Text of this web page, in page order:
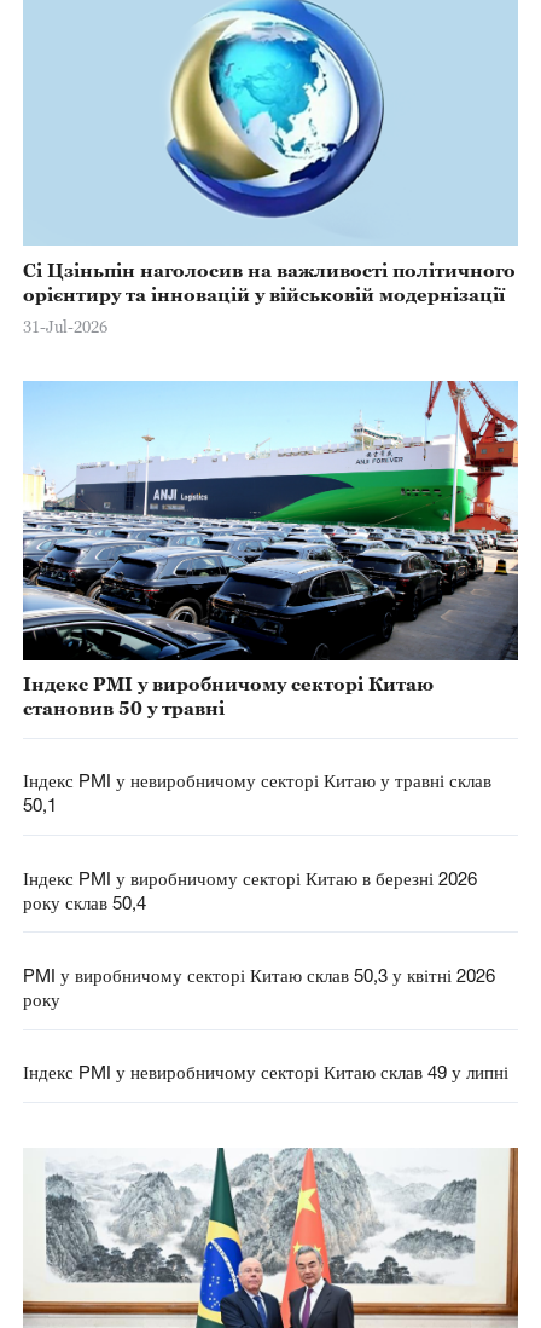
Сі Цзіньпін наголосив на важливості політичного
орієнтиру та інновацій у військовій модернізації
31-Jul-2026
Індекс PMI у виробничому секторі Китаю
становив 50 у травні
Індекс PMI у невиробничому секторі Китаю у травні склав
50,1
Індекс PMI у виробничому секторі Китаю в березні 2026
року склав 50,4
PMI у виробничому секторі Китаю склав 50,3 у квітні 2026
року
Індекс PMI у невиробничому секторі Китаю склав 49 у липні